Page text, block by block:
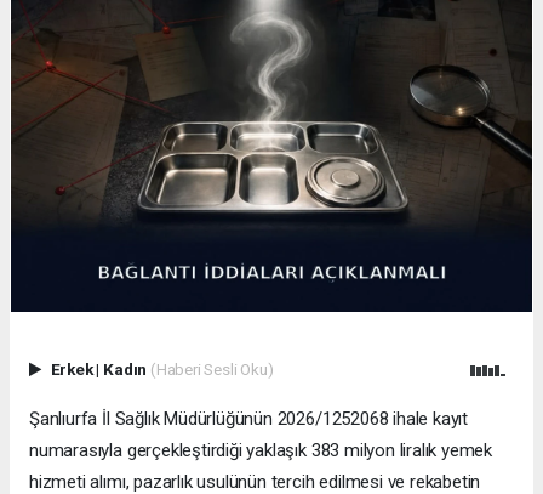
Erkek| Kadın (Haberi Sesli Oku)
Şanlıurfa İl Sağlık Müdürlüğünün 2026/1252068 ihale kayıt
numarasıyla gerçekleştirdiği yaklaşık 383 milyon liralık yemek
hizmeti alımı, pazarlık usulünün tercih edilmesi ve rekabetin